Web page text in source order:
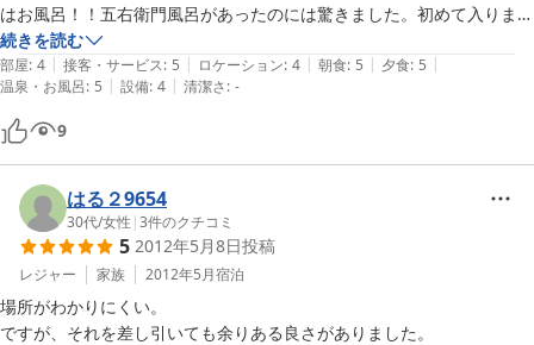
はお風呂！！五右衛門風呂があったのには驚きました。初めて入りまし
たが風情があってとてもよかったです。お父さんやお母さんも明るく楽
続きを読む
部屋: 4 | 接客・サービス: 5 | ロケーション: 4 | 朝食: 5 | 夕食: 5 |
温泉・お風呂: 5 | 設備: 4 | 清潔さ: -
9
はる２9654
30代/女性 |3件のクチコミ
5 2012年5月8日投稿
レジャー 家族 2012年5月宿泊
場所がわかりにくい。
ですが、それを差し引いても余りある良さがありました。